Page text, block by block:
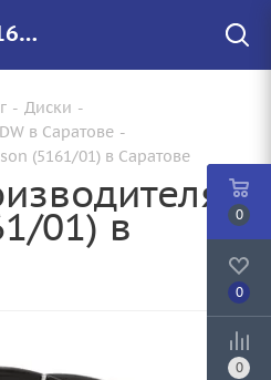
PDW Poison (5161/01) купить в Саратове, низкие цены на автомобильные диски
- Диски -
в Саратове -
(5161/01) в Саратове
01) в 0
0
0